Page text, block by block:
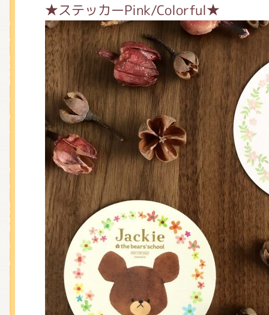
★ステッカーPink/Colorful★